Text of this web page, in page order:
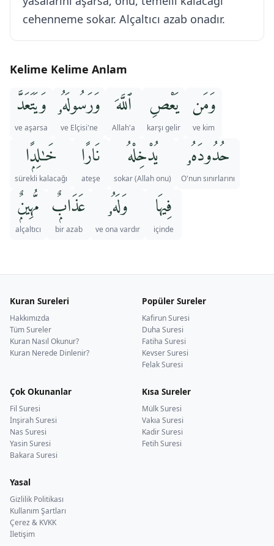
cehenneme sokar. Alçaltıcı azab onadır.
Kelime Kelime Anlam
وَمَن
ve kim
يَعْصِ
karşı gelir
ٱللَّهَ
Allah'a
وَرَسُولَهُۥ
ve Elçisi'ne
وَيَتَعَدَّ
ve aşarsa
حُدُودَهُۥ
O'nun sınırlarını
يُدْخِلْهُ
(Allah onu) sokar
نَارًا
ateşe
خَـٰلِدًۭا
sürekli kalacağı
فِيهَا
içinde
وَلَهُۥ
ve ona vardır
عَذَابٌۭ
bir azab
مُّهِينٌۭ
alçaltıcı
Kuran Sureleri
Hakkımızda
Tüm Sureler
Kuran Nasıl Okunur?
Kuran Nerede Dinlenir?
Popüler Sureler
Kafirun Suresi
Duha Suresi
Fatiha Suresi
Kevser Suresi
Felak Suresi
Çok Okunanlar
Fil Suresi
İnşirah Suresi
Nas Suresi
Yasin Suresi
Bakara Suresi
Kısa Sureler
Mülk Suresi
Vakıa Suresi
Kadir Suresi
Fetih Suresi
Yasal
Gizlilik Politikası
Kullanım Şartları
Çerez & KVKK
İletişim